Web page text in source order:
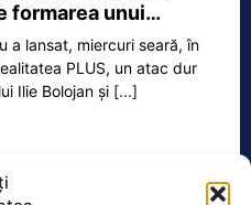
formarea unui…
a lansat, miercuri seară, în
PLUS, un atac dur
Ilie Bolojan și [...]